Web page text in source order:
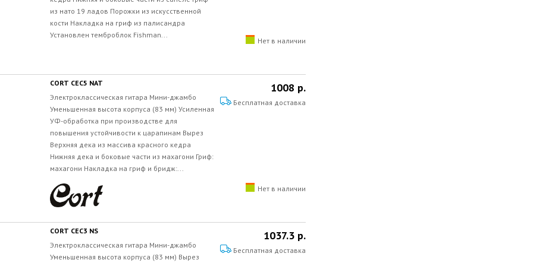
из нато 19 ладов Порожки из искусственной
кости Накладка на гриф из палисандра
Установлен темброблок Fishman...
Нет в наличии
CORT CEC5 NAT
Электроклассическая гитара Мини-джамбо
Уменьшенная высота корпуса (83 мм) Усиленная
УФ-обработка при производстве для
повышения устойчивости к царапинам Вырез
Верхняя дека из массива красного кедра
Нижняя дека и боковые части из махагони Гриф:
махагони Накладка на гриф и бридж:...
1008 р.
Бесплатная доставка
Нет в наличии
CORT CEC3 NS
Электроклассическая гитара Мини-джамбо
Уменьшенная высота корпуса (83 мм) Вырез
1037.3 р.
Бесплатная доставка